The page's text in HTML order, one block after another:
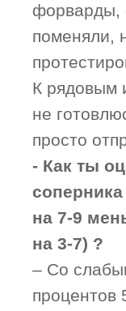
форварды,
поменяли,
К рядовым
не
просто
- Как ты
на 7-9
на 3-7) ?
– Со
процентов